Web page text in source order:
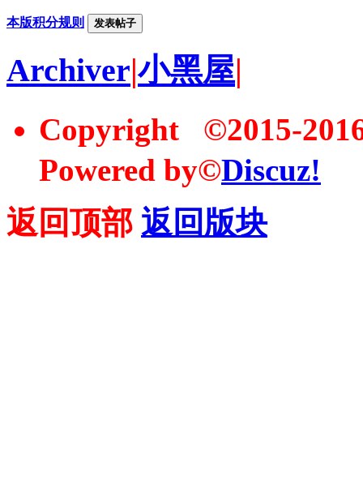
本版积分规则 发表帖子
Archiver|小黑屋|
Copyright ©2015-
Powered by©Discuz!
返回顶部 返回版块